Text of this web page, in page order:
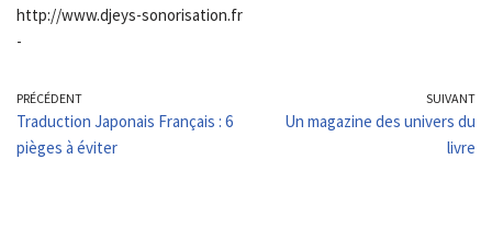
http://www.djeys-sonorisation.fr
-
PRÉCÉDENT
Traduction Japonais Français : 6
pièges à éviter
SUIVANT
Un magazine des univers du
livre